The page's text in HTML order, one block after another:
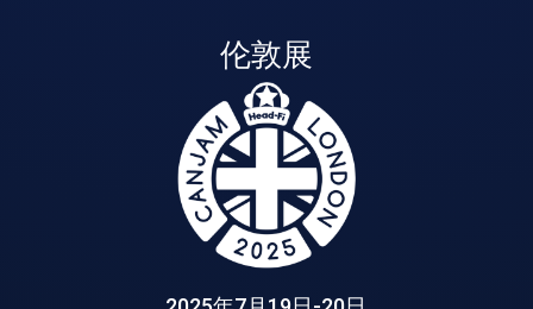
伦敦展